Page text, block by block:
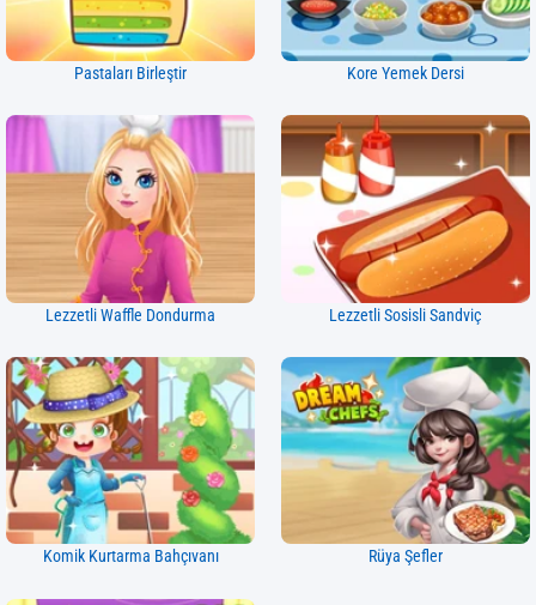
Pastaları Birleştir Kore Yemek Dersi
Lezzetli Waffle Dondurma Lezzetli Sosisli Sandviç
Komik Kurtarma Bahçıvanı Rüya Şefler